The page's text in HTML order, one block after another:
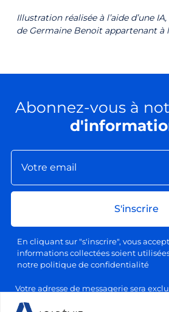
Illustration réalisée à l’aide d’une
de Germaine Benoit appartenant à
Abonnez-vous à
S'inscrire
En cliquant sur "s'inscrire", vous
informations collectées soient
notre politique de confidentialité
Votre adresse de messagerie sera